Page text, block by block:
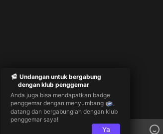
Undangan untuk bergabung
dengan klub penggemar
Anda juga bisa mendapatkan badge
penggemar dengan menyumbang
,
datang dan bergabunglah dengan klub
penggemar saya!
Ya